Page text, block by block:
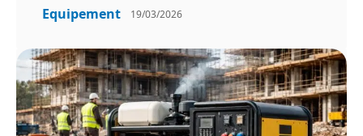
Equipement 19/03/2026